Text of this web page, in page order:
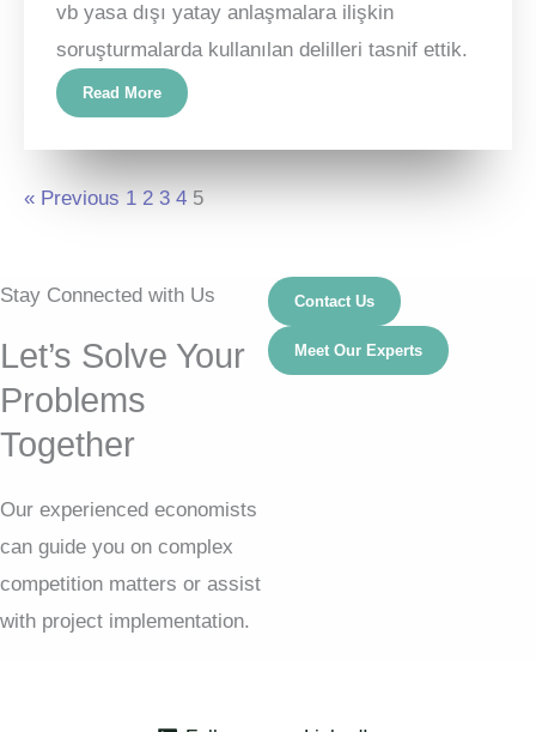
vb yasa dışı yatay anlaşmalara ilişkin
soruşturmalarda kullanılan delilleri tasnif ettik.
Read More
« Previous 1 2 3 4 5
Stay Connected with Us
Let’s Solve Your
Problems
Together
Our experienced economists
can guide you on complex
competition matters or assist
with project implementation.
Contact Us
Meet Our Experts